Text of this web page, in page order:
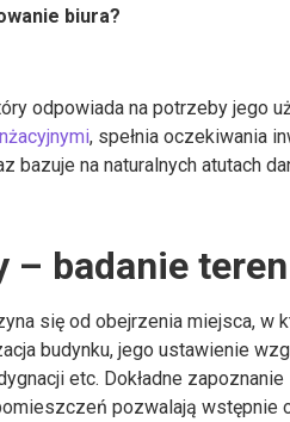
biura?
odpowiada na potrzeby jego
, spełnia oczekiwania
bazuje na naturalnych atutach
– badanie
się od obejrzenia miejsca, w
budynku, jego ustawienie
etc. Dokładne
pozwalają wstępnie